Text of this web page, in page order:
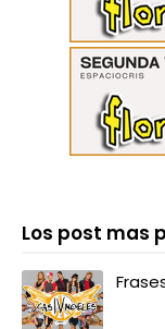
Los post mas